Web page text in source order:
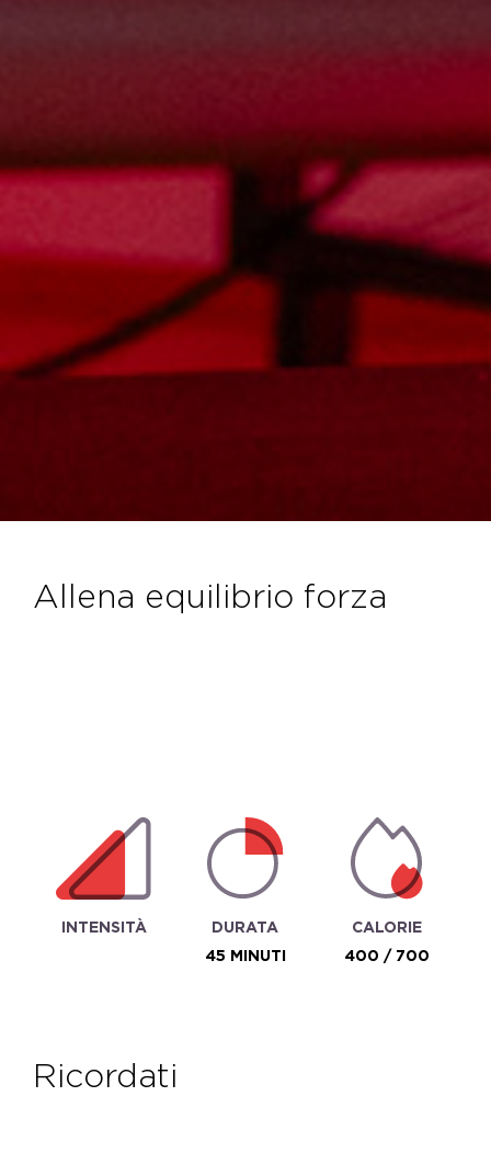
allena equilibrio forza
INTENSITÀ
DURATA
45 MINUTI
CALORIE
400 / 700
ricordati